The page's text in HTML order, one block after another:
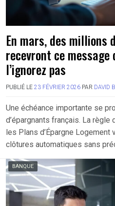
En mars, des millions
recevront ce
l’ignorez pas
PUBLIÉ LE 23 FÉVRIER 2026 PAR DAVID B
Une échéance importante se
d’épargnants français. La règle
les Plans d’Épargne Logement
clôtures automatiques sans
BANQUE